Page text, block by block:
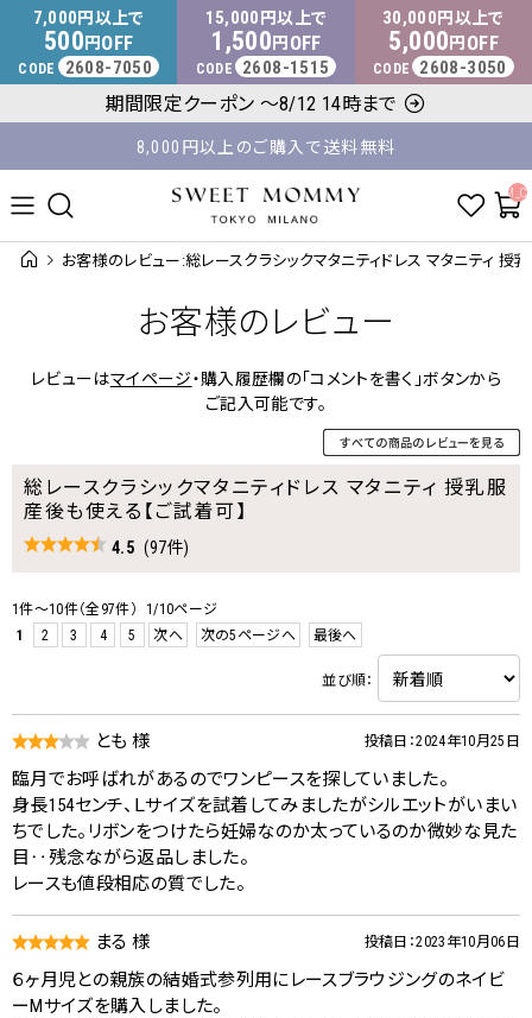
マタニティウェア・授乳服のスウィートマミー
7,000円以上で
500円OFF
CODE 2608-7050
15,000 円以上で
1,500 円 OFF
CODE 2608-1515
30,000 円以上で
5,000 円 OFF
CODE 2608-3050
期間限定クーポン ～8/12 14時まで
平日14時 / 土日祝12時まで のご注文で当日出荷！
8,000円以上のご購入で送料無料
お客様のレビュー:総レースクラシックマタニティドレス マタニティ 授
お客様のレビュー
レビューはマイページ・購入履歴欄の「コメントを書く」ボタンから
ご記入可能です。
総レースクラシックマタニティドレス マタニティ 授乳服
産後も使える【ご試着可】
4.5 (97件)
1件～10件（全97件） 1/10ページ
1
2 3 4 5 次へ 次の5ページへ 最後へ
並び順：
とも 様 投稿日：2024年10月25日
臨月でお呼ばれがあるのでワンピースを探していました。
身長154センチ、Ｌサイズを試着してみましたがシルエットがいまい
ちでした。リボンをつけたら妊婦なのか太っているのか微妙な見た
目‥残念ながら返品しました。
レースも値段相応の質でした。
まる 様 投稿日：2023年10月06日
６ヶ月児との親族の結婚式参列用にレースブラウジングのネイビ
ーMサイズを購入しました。